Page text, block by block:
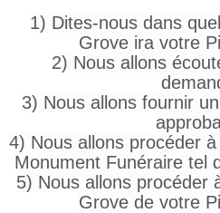
1) Dites-nous dans
Grove ira votre
2) Nous allons
3) Nous allons fournir
4) Nous allons procéder
Monument Funéraire tel
5) Nous allons procéder
Grove de votre